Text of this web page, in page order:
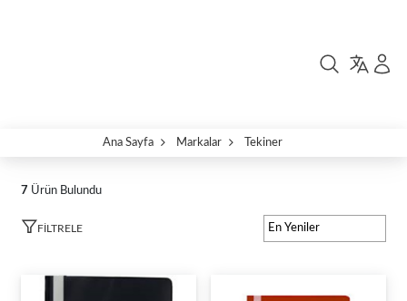
Ana Sayfa Markalar Tekiner
7 Ürün Bulundu
FILTRELE